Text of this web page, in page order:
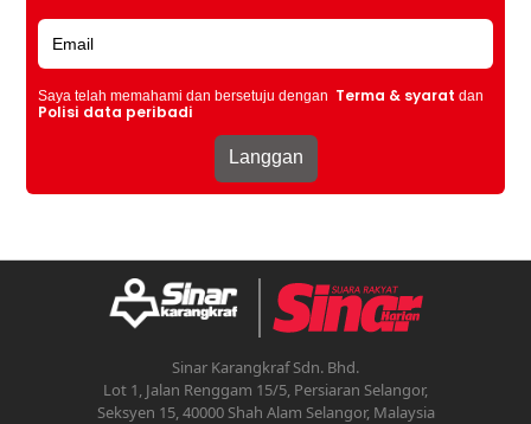
Saya telah memahami dan bersetuju dengan Terma & syarat dan
Polisi data peribadi
Sinar Karangkraf Sdn. Bhd.
Lot 1, Jalan Renggam 15/5, Persiaran Selangor,
Seksyen 15, 40000 Shah Alam Selangor, Malaysia